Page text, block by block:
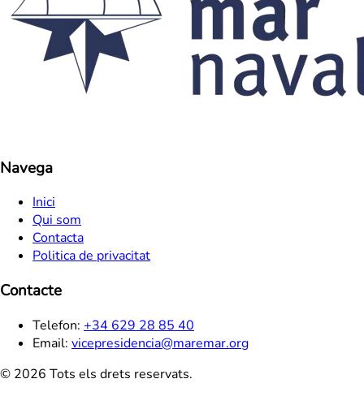
Navega
Inici
Qui som
Contacta
Politica de privacitat
Contacte
Telefon: +34 629 28 85 40
Email: vicepresidencia@maremar.org
© 2026 Tots els drets reservats.